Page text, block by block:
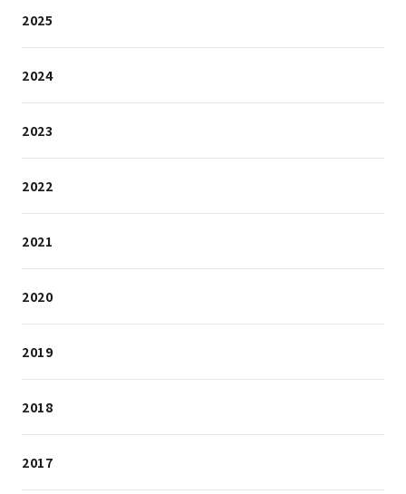
2025
2024
2023
2022
2021
2020
2019
2018
2017